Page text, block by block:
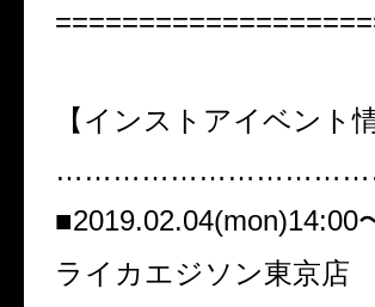
【インストアイベント情
■2019.02.04(mon)14:00
ライカエジソン東京店